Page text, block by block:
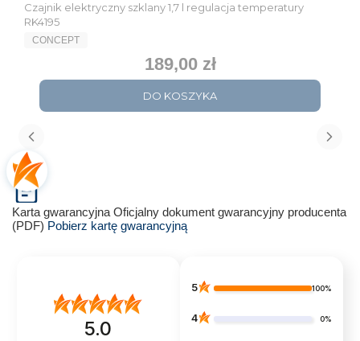
Czajnik elektryczny szklany 1,7 l regulacja temperatury
RK4195
PRODUCENT
CONCEPT
Cena
189,00 zł
DO KOSZYKA
Karta gwarancyjna Oficjalny dokument gwarancyjny producenta
(PDF) Pobierz kartę gwarancyjną
5.0
5 100%
4 0%